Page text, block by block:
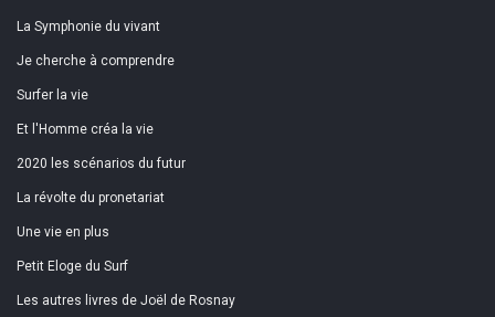
La Symphonie du vivant
Je cherche à comprendre
Surfer la vie
Et l'Homme créa la vie
2020 les scénarios du futur
La révolte du pronetariat
Une vie en plus
Petit Eloge du Surf
Les autres livres de Joël de Rosnay